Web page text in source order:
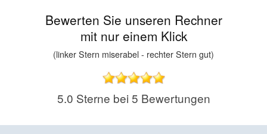
Bewerten Sie unseren Rechner
mit nur einem Klick
(linker Stern miserabel - rechter Stern gut)
5.0 Sterne bei 5 Bewertungen